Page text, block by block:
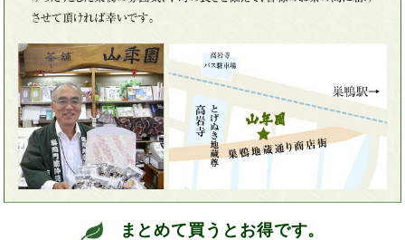
まとめて買うとお得です。